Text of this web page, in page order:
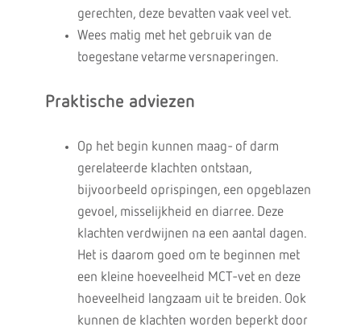
gerechten, deze bevatten vaak veel vet.
Wees matig met het gebruik van de
toegestane vetarme versnaperingen.
Praktische adviezen
Op het begin kunnen maag- of darm
gerelateerde klachten ontstaan,
bijvoorbeeld oprispingen, een opgeblazen
gevoel, misselijkheid en diarree. Deze
klachten verdwijnen na een aantal dagen.
Het is daarom goed om te beginnen met
een kleine hoeveelheid MCT-vet en deze
hoeveelheid langzaam uit te breiden. Ook
kunnen de klachten worden beperkt door